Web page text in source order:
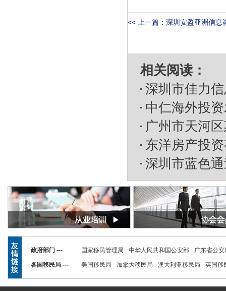
<< 上一篇： 深圳安盈亚洲信息
相关阅读：
深圳市佳力
中仁海外投
广州市天河
东洋房产投
深圳市蓝色
政府部门 --- 国家移民管理局 中华人民共和国公安部 广东省公
各国移民局 --- 美国移民局 加拿大移民局 澳大利亚移民局 英国移